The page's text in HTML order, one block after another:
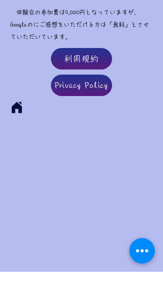
​ 体験会の参加費は5,000円となっていますが、
Googleのにご感想をいただける方は「無料」とさせ
ていただいています。
Privacy Policy
利用規約